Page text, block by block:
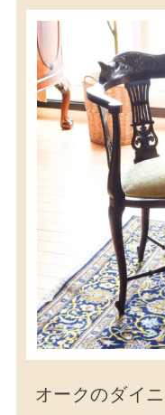
オークのダイ